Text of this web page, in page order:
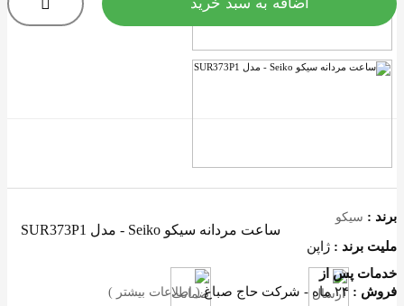
ساعت مردانه سیکو Seiko - مدل SUR373P1
: سیکو
برند : ژاپن
پس از
: ۲۴ ماه - شرکت حاج صباغ ( اطلاعات بیشتر )